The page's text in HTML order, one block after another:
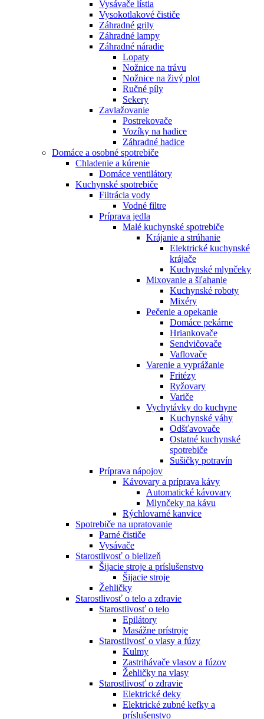
Vysávače lístia
Vysokotlakové čističe
Záhradné grily
Záhradné lampy
Záhradné náradie
Lopaty
Nožnice na trávu
Nožnice na živý plot
Ručné píly
Sekery
Zavlažovanie
Postrekovače
Vozíky na hadice
Záhradné hadice
Domáce a osobné spotrebiče
Chladenie a kúrenie
Domáce ventilátory
Kuchynské spotrebiče
Filtrácia vody
Vodné filtre
Príprava jedla
Malé kuchynské spotrebiče
Krájanie a strúhanie
Elektrické kuchynské
krájače
Kuchynské mlynčeky
Mixovanie a šľahanie
Kuchynské roboty
Mixéry
Pečenie a opekanie
Domáce pekárne
Hriankovače
Sendvičovače
Vaflovače
Varenie a vyprážanie
Fritézy
Ryžovary
Variče
Vychytávky do kuchyne
Kuchynské váhy
Odšťavovače
Ostatné kuchynské
spotrebiče
Sušičky potravín
Príprava nápojov
Kávovary a príprava kávy
Automatické kávovary
Mlynčeky na kávu
Rýchlovarné kanvice
Spotrebiče na upratovanie
Parné čističe
Vysávače
Starostlivosť o bielizeň
Šijacie stroje a príslušenstvo
Šijacie stroje
Žehličky
Starostlivosť o telo a zdravie
Starostlivosť o telo
Epilátory
Masážne prístroje
Starostlivosť o vlasy a fúzy
Kulmy
Zastrihávače vlasov a fúzov
Žehličky na vlasy
Starostlivosť o zdravie
Elektrické deky
Elektrické zubné kefky a
príslušenstvo